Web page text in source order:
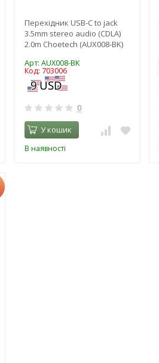
Перехідник USB-C to jack
3.5mm stereo audio (CDLA)
2.0m Choetech (AUX008-BK)
Арт: AUX008-BK
Код: 703006
0
У кошик
В наявності